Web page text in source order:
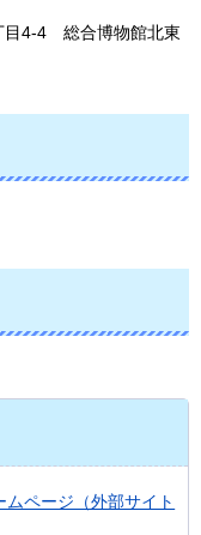
目4-4 総合博物館北東
ページ（外部サイト